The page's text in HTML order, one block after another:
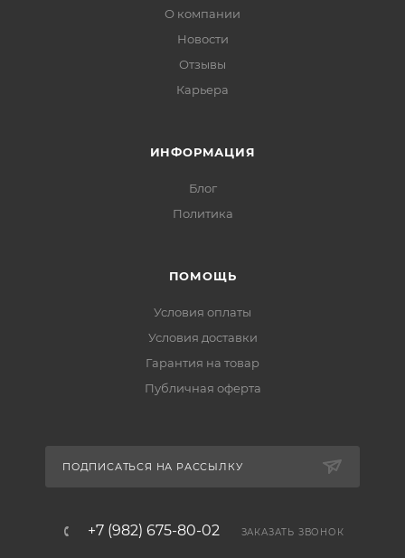
О компании
Новости
Отзывы
Карьера
ИНФОРМАЦИЯ
Блог
Политика
ПОМОЩЬ
Условия оплаты
Условия доставки
Гарантия на товар
Публичная оферта
ПОДПИСАТЬСЯ НА РАССЫЛКУ
+7 (982) 675-80-02 ЗАКАЗАТЬ ЗВОНОК